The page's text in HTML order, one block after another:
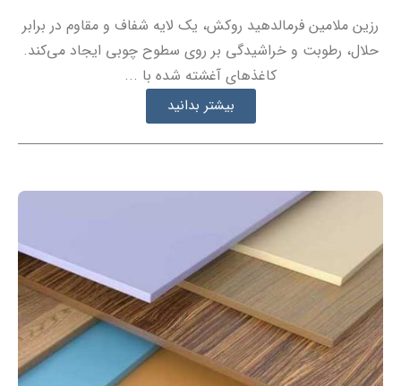
رزین ملامین فرمالدهید روکش، یک لایه شفاف و مقاوم در برابر
حلال، رطوبت و خراشیدگی بر روی سطوح چوبی ایجاد می‌کند.
کاغذهای آغشته شده با ...
بیشتر بدانید